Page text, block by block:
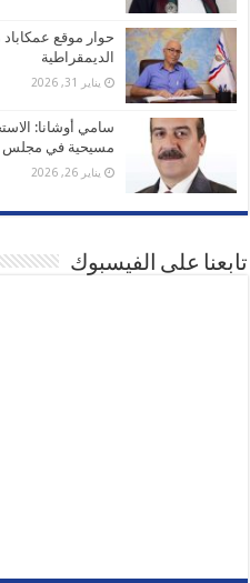
حوار موقع
الديمقراطية
يناير 31, 2026
سامي أوشانا:
مسيحية في مجلس
يناير 26, 2026
تابعنا على الفيسبوك